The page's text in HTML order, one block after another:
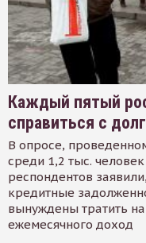
Каждый пятый
справиться с
В опросе,
среди 1,2 тыс.
респондентов
кредитные
вынуждены тратить
ежемесячного доход